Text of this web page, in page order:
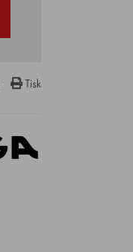
Tisk